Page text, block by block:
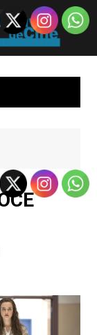
de Cine
encuentro para los